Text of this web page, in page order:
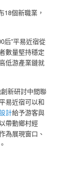
18個新職業，
后”平易近宿從
數量堅持穩定
低游產業鏈就
新研討中間聯
易近宿可以和
計給予游客與
帶動鄉村經
為展現窗口、